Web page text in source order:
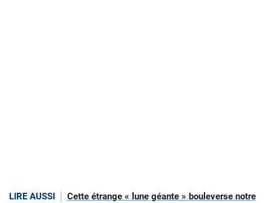
LIRE AUSSI
Cette étrange « lune géante » bouleverse notre